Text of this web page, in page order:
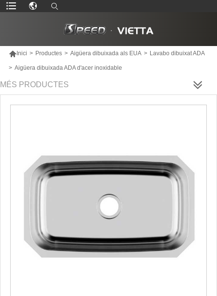
Inici > Productes > Aigüera dibuixada als EUA > Lavabo dibuixat ADA
> Aigüera dibuixada ADA d'acer inoxidable
MÉS PRODUCTES